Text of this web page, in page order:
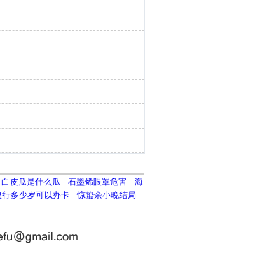
白皮瓜是什么瓜 石墨烯眼罩危害
海
行多少岁可以办卡
惊蛰余小晚结局